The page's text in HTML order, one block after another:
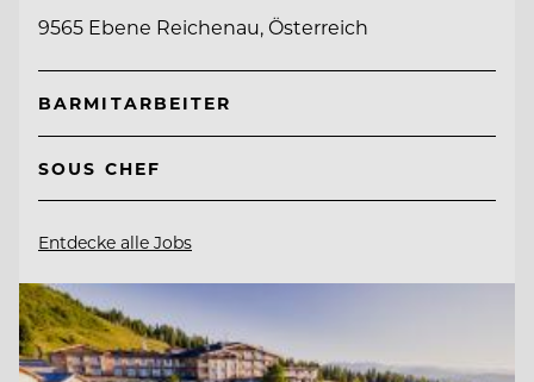
9565 Ebene Reichenau, Österreich
BARMITARBEITER
SOUS CHEF
Entdecke alle Jobs